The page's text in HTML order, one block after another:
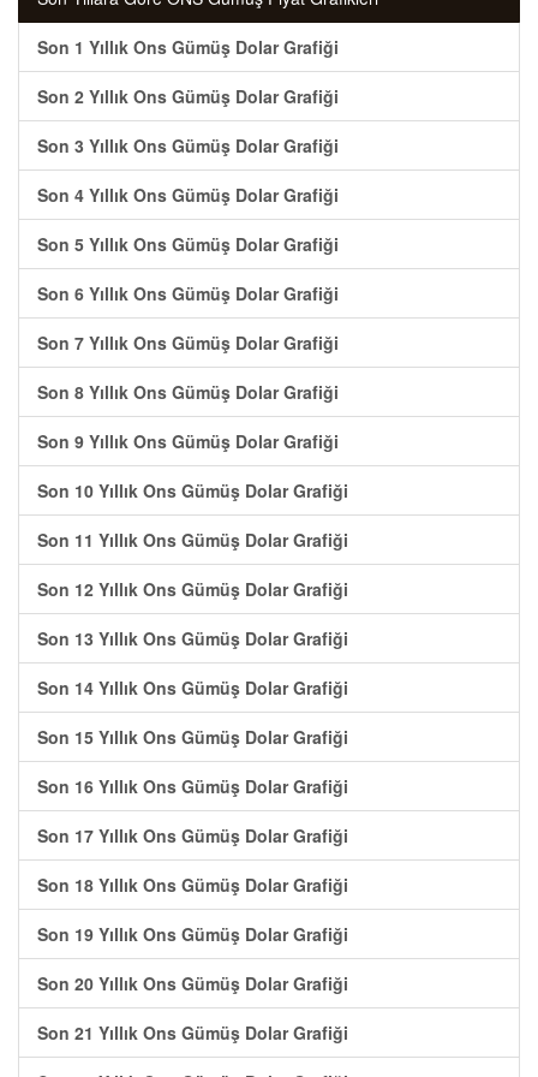
Son 1 Yıllık Ons Gümüş Dolar Grafiği
Son 2 Yıllık Ons Gümüş Dolar Grafiği
Son 3 Yıllık Ons Gümüş Dolar Grafiği
Son 4 Yıllık Ons Gümüş Dolar Grafiği
Son 5 Yıllık Ons Gümüş Dolar Grafiği
Son 6 Yıllık Ons Gümüş Dolar Grafiği
Son 7 Yıllık Ons Gümüş Dolar Grafiği
Son 8 Yıllık Ons Gümüş Dolar Grafiği
Son 9 Yıllık Ons Gümüş Dolar Grafiği
Son 10 Yıllık Ons Gümüş Dolar Grafiği
Son 11 Yıllık Ons Gümüş Dolar Grafiği
Son 12 Yıllık Ons Gümüş Dolar Grafiği
Son 13 Yıllık Ons Gümüş Dolar Grafiği
Son 14 Yıllık Ons Gümüş Dolar Grafiği
Son 15 Yıllık Ons Gümüş Dolar Grafiği
Son 16 Yıllık Ons Gümüş Dolar Grafiği
Son 17 Yıllık Ons Gümüş Dolar Grafiği
Son 18 Yıllık Ons Gümüş Dolar Grafiği
Son 19 Yıllık Ons Gümüş Dolar Grafiği
Son 20 Yıllık Ons Gümüş Dolar Grafiği
Son 21 Yıllık Ons Gümüş Dolar Grafiği